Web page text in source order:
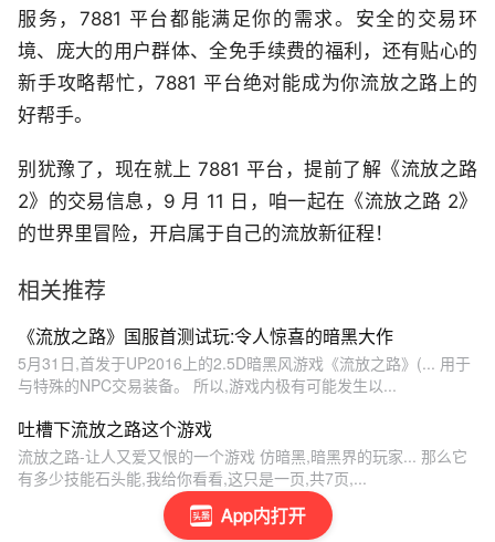
App内打开
服务，7881 平台都能满足你的需求。安全的交易环
境、庞大的用户群体、全免手续费的福利，还有贴心的
新手攻略帮忙，7881 平台绝对能成为你流放之路上的
好帮手。
别犹豫了，现在就上 7881 平台，提前了解《流放之路
2》的交易信息，9 月 11 日，咱一起在《流放之路 2》
的世界里冒险，开启属于自己的流放新征程！
相关推荐
《流放之路》国服首测试玩:令人惊喜的暗黑大作
5月31日,首发于UP2016上的2.5D暗黑风游戏《流放之路》(... 用于
与特殊的NPC交易装备。 所以,游戏内极有可能发生以...
吐槽下流放之路这个游戏
流放之路-让人又爱又恨的一个游戏 仿暗黑,暗黑界的玩家... 那么它
有多少技能石头能,我给你看看,这只是一页,共7页,...